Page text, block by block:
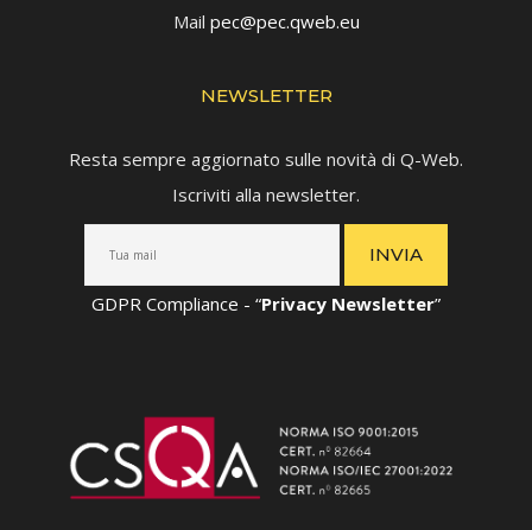
Mail pec@pec.qweb.eu
NEWSLETTER
Resta sempre aggiornato sulle novità di Q-Web.
Iscriviti alla newsletter.
GDPR Compliance - “Privacy Newsletter”